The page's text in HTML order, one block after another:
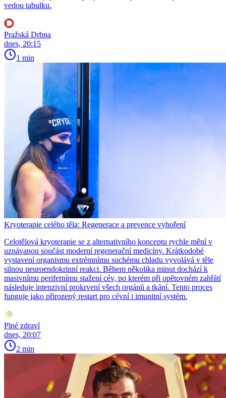
vedou tabulku.
Pražská Drbna
dnes, 20:15
1 min
Kryoterapie celého těla: Regenerace a prevence vyhoření
Celotělová kryoterapie se z alternativního konceptu rychle mění v
uznávanou součást moderní regenerační medicíny. Krátkodobé
vystavení organismu extrémnímu suchému chladu vyvolává v těle
silnou neuroendokrinní reakci. Během několika minut dochází k
masivnímu perifernímu stažení cév, po kterém při opětovném zahřátí
následuje intenzivní prokrvení všech orgánů a tkání. Tento proces
funguje jako přirozený restart pro cévní i imunitní systém.
Plné zdraví
dnes, 20:07
2 min